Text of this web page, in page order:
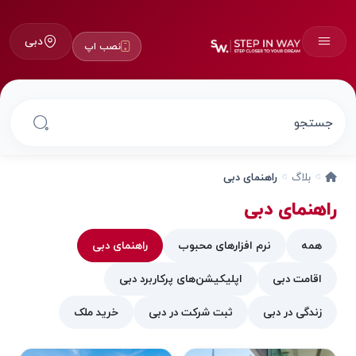
نصب اپ دبی
بلاگ راهنمای دبی
راهنمای دبی
همه نرم افزارهای محبوب
راهنمای دبی
اقامت دبی
اپلیکیشن‌های پرکاربرد دبی
زندگی در دبی
ثبت شرکت در دبی خرید ملک